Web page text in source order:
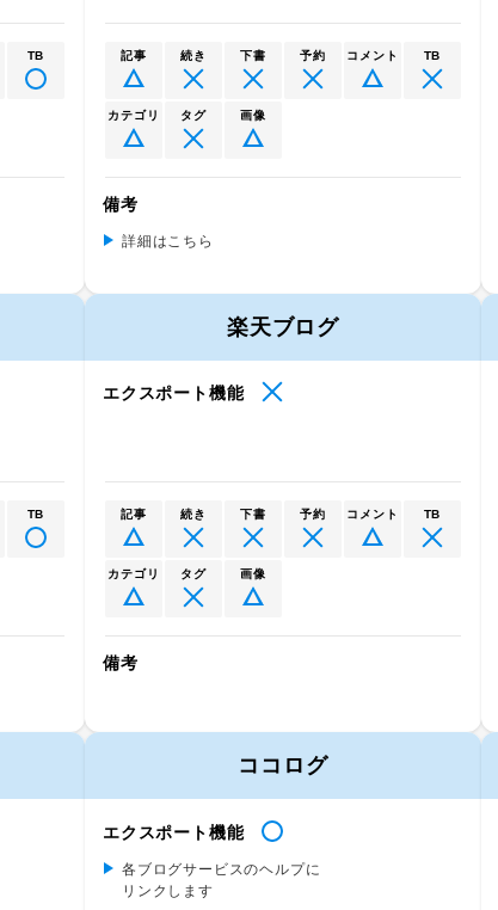
TB 記事 続き 下書 予約 コメント TB
カテゴリ タグ 画像
備考
詳細はこちら
TB
楽天ブログ
エクスポート機能
記事 続き 下書 予約 コメント TB
カテゴリ タグ 画像
備考
ココログ
エクスポート機能
各ブログサービスのヘルプに
リンクします